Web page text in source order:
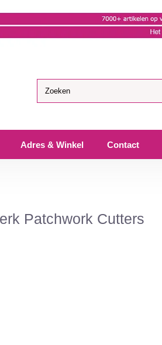
Adres & Winkel Contact
Patchwork Cutters